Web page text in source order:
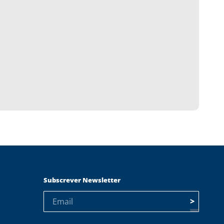
Subscrever Newsletter
>